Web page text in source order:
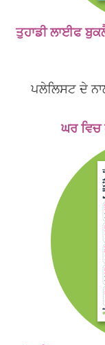
ਤੁਹਾਡੀ ਲਾਈਫ
ਪਲੇਲਿਸਟ ਦੇ
ਘਰ ਵਿਚ